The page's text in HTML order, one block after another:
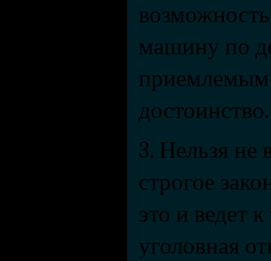
машину по
приемлемым
достоинство.
3. Нельзя не
строгое
это и ведет
уголовная